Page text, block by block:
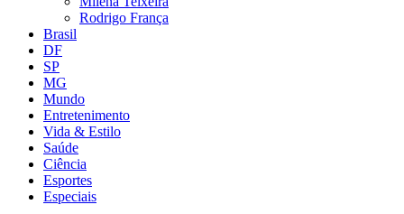
Rodrigo França
Brasil
DF
SP
MG
Mundo
Entretenimento
Vida & Estilo
Saúde
Ciência
Esportes
Especiais